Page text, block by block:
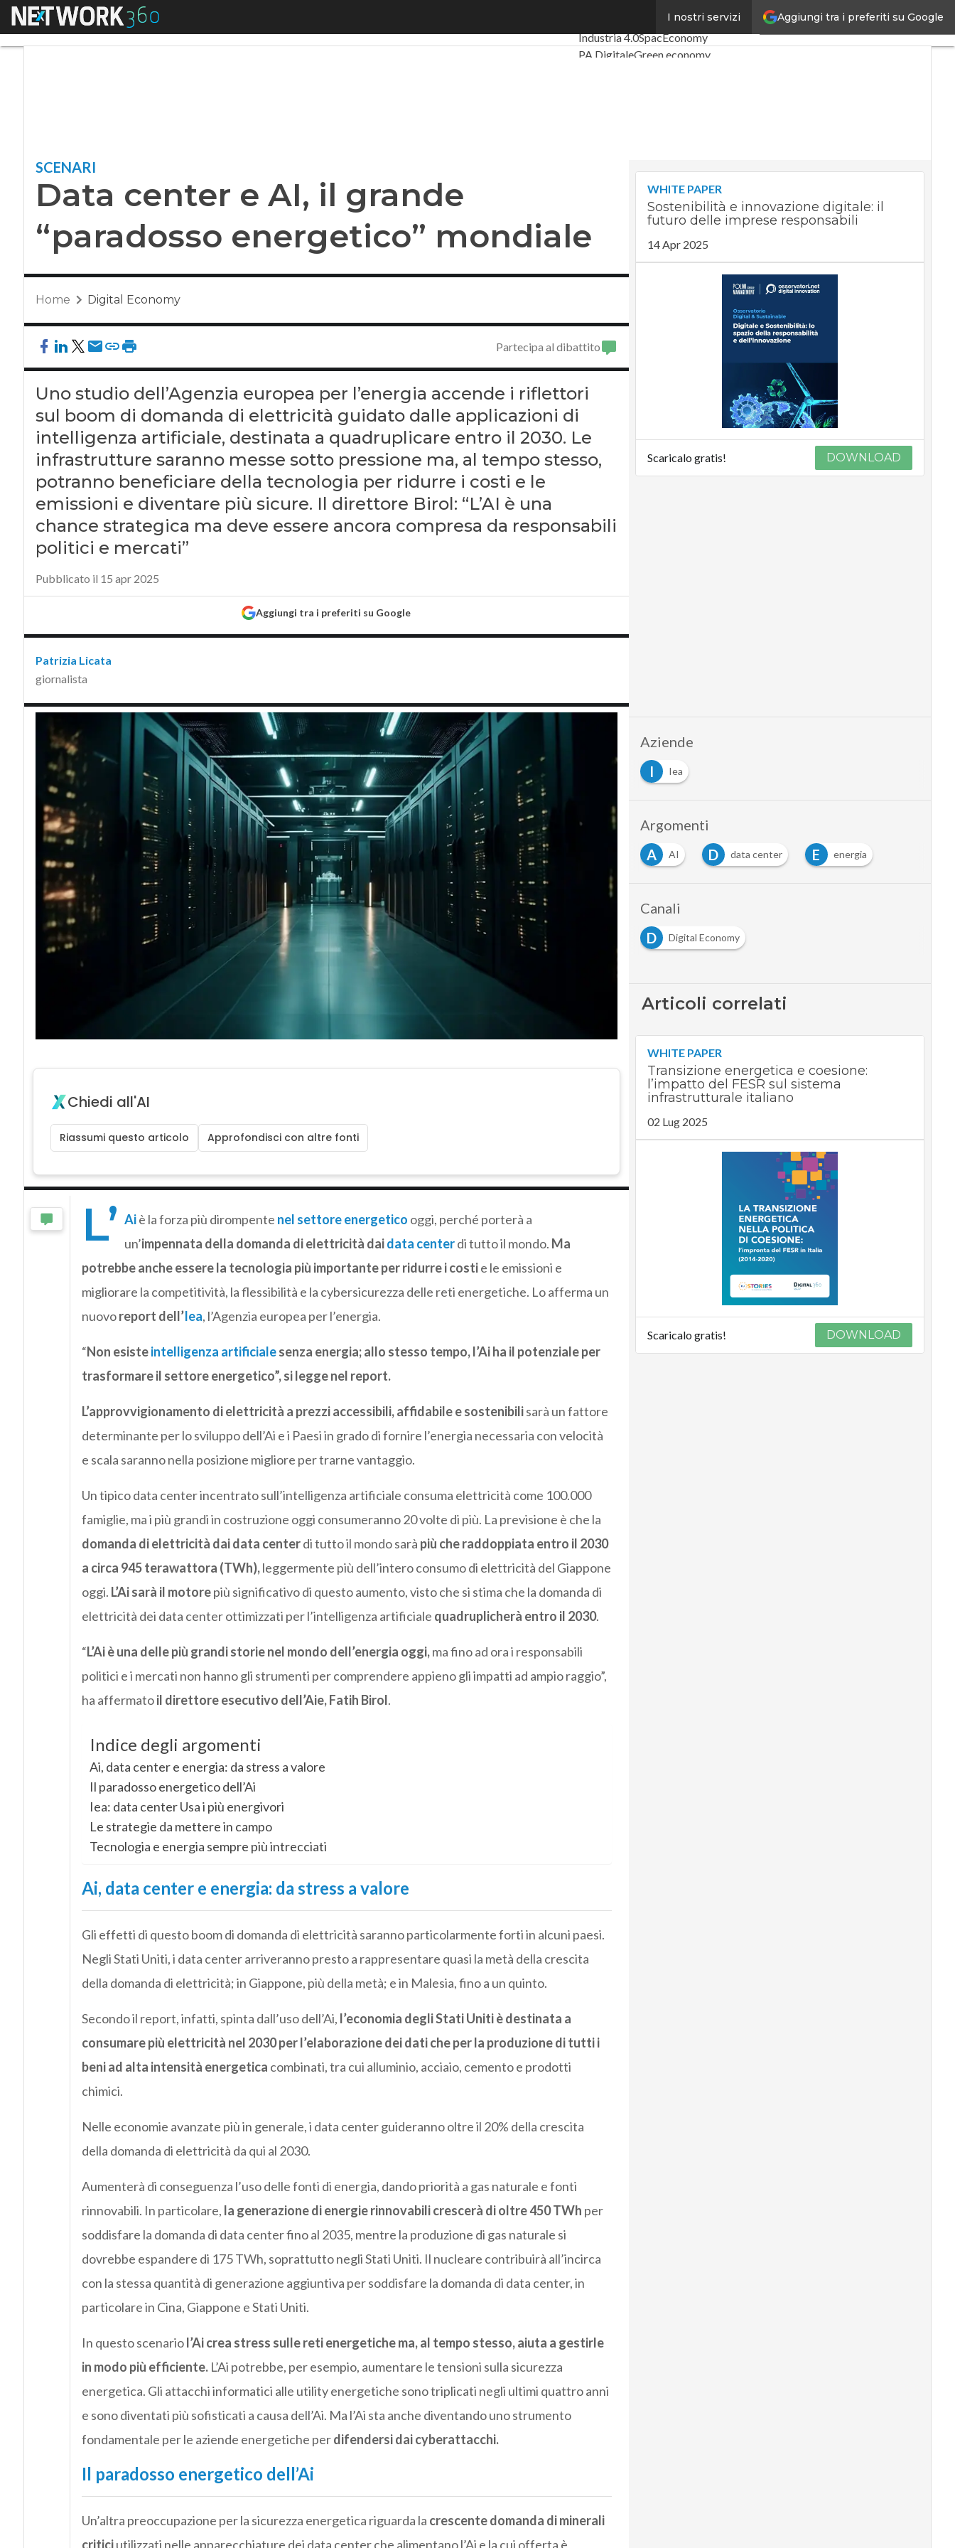
Aggiungi tra i preferiti su Google
I nostri servizi
Menu
Digital EconomyTelco
Industria 4.0SpacEconomy
PA DigitaleGreen economy
SCENARI
Data center e AI, il grande
“paradosso energetico” mondiale
Home Digital Economy
Partecipa al dibattito
Uno studio dell’Agenzia europea per l’energia accende i riflettori
sul boom di domanda di elettricità guidato dalle applicazioni di
intelligenza artificiale, destinata a quadruplicare entro il 2030. Le
infrastrutture saranno messe sotto pressione ma, al tempo stesso,
potranno beneficiare della tecnologia per ridurre i costi e le
emissioni e diventare più sicure. Il direttore Birol: “L’AI è una
chance strategica ma deve essere ancora compresa da responsabili
politici e mercati”
Pubblicato il 15 apr 2025
Aggiungi tra i preferiti su Google
Patrizia Licata
giornalista
Chiedi all'AI
Riassumi questo articolo Approfondisci con altre fonti
L’ Aiè la forza più dirompente nel settore energetico oggi, perché porterà a
un’impennata della domanda di elettricità daidata center di tutto il mondo. Ma
potrebbe anche essere la tecnologia più importante per ridurre i costie le emissioni e
migliorare la competitività, la flessibilità e la cybersicurezza delle reti energetiche. Lo afferma un
nuovoreport dell’Iea, l’Agenzia europea per l’energia.
“Non esisteintelligenza artificialesenza energia; allo stesso tempo, l’Ai ha il potenziale per
trasformare il settore energetico”, si legge nel report.
L’approvvigionamento di elettricità a prezzi accessibili, affidabile e sostenibilisarà un fattore
determinante per lo sviluppo dell’Ai e i Paesi in grado di fornire l’energia necessaria con velocità
e scala saranno nella posizione migliore per trarne vantaggio.
Un tipico data center incentrato sull’intelligenza artificiale consuma elettricità come 100.000
famiglie, ma i più grandi in costruzione oggi consumeranno 20 volte di più. La previsione è che la
domanda di elettricità dai data centerdi tutto il mondo sarà più che raddoppiata entro il 2030
a circa 945 terawattora (TWh),leggermente più dell’intero consumo di elettricità del Giappone
oggi. L’Ai sarà il motorepiù significativo di questo aumento, visto che si stima che la domanda di
elettricità dei data center ottimizzati per l’intelligenza artificiale quadruplicherà entro il 2030.
“L’Ai è una delle più grandi storie nel mondo dell’energia oggi,ma fino ad ora i responsabili
politici e i mercati non hanno gli strumenti per comprendere appieno gli impatti ad ampio raggio”,
ha affermatoil direttore esecutivo dell’Aie, Fatih Birol.
Indice degli argomenti
Ai, data center e energia: da stress a valore
Il paradosso energetico dell’Ai
Iea: data center Usa i più energivori
Le strategie da mettere in campo
Tecnologia e energia sempre più intrecciati
Ai, data center e energia: da stress a valore
Gli effetti di questo boom di domanda di elettricità saranno particolarmente forti in alcuni paesi.
Negli Stati Uniti, i data center arriveranno presto a rappresentare quasi la metà della crescita
della domanda di elettricità; in Giappone, più della metà; e in Malesia, fino a un quinto.
Secondo il report, infatti, spinta dall’uso dell’Ai, l’economia degli Stati Uniti è destinata a
consumare più elettricità nel 2030 per l’elaborazione dei dati che per la produzione di tutti i
beni ad alta intensità energetica combinati, tra cui alluminio, acciaio, cemento e prodotti
chimici.
Nelle economie avanzate più in generale, i data center guideranno oltre il 20% della crescita
della domanda di elettricità da qui al 2030.
Aumenterà di conseguenza l’uso delle fonti di energia, dando priorità a gas naturale e fonti
rinnovabili. In particolare, la generazione di energie rinnovabili crescerà di oltre 450 TWh per
soddisfare la domanda di data center fino al 2035, mentre la produzione di gas naturale si
dovrebbe espandere di 175 TWh, soprattutto negli Stati Uniti. Il nucleare contribuirà all’incirca
con la stessa quantità di generazione aggiuntiva per soddisfare la domanda di data center, in
particolare in Cina, Giappone e Stati Uniti.
In questo scenariol’Ai crea stress sulle reti energetiche ma, al tempo stesso, aiuta a gestirle
in modo più efficiente.L’Ai potrebbe, per esempio, aumentare le tensioni sulla sicurezza
energetica. Gli attacchi informatici alle utility energetiche sono triplicati negli ultimi quattro anni
e sono diventati più sofisticati a causa dell’Ai. Ma l’Ai sta anche diventando uno strumento
fondamentale per le aziende energetiche perdifendersi dai cyberattacchi.
Il paradosso energetico dell’Ai
Un’altra preoccupazione per la sicurezza energetica riguarda la crescente domanda di minerali
criticiutilizzati nelle apparecchiature dei data center che alimentano l’Ai e la cui offerta è
WHITE PAPER
Sostenibilità e innovazione digitale: il
futuro delle imprese responsabili
14 Apr 2025
Scaricalo gratis! DOWNLOAD
Aziende
I
Iea
Argomenti
A
AI D data center E energia
Canali
D
Digital Economy
Articoli correlati
WHITE PAPER
Transizione energetica e coesione:
l’impatto del FESR sul sistema
infrastrutturale italiano
02 Lug 2025
Scaricalo gratis! DOWNLOAD